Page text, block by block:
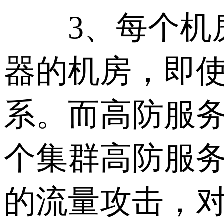
3、每个机房
器的机房，即
系。而高防服
个集群高防服
的流量攻击，